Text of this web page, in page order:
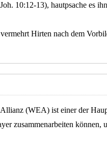
10:12-13), hautpsache es
Hirten nach dem
(WEA) ist einer der
zusammenarbeiten